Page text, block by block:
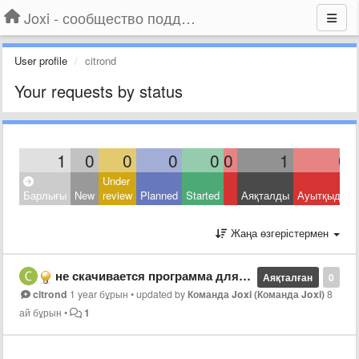
Joxi - сообщество поддержки
User profile citrond
Your requests by status
1 0 0 0 0 0 1 0
Барлығы New
Under
review Planned Started Аяқталды Ауытқыды
Жаңа өзгерістермен
0
Аяқталған
не скачивается программа для windows
citrond 1 year бұрын •updated byКоманда Joxi (Команда Joxi)8
ай бұрын • 1